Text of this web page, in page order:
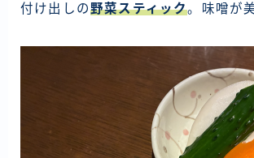
付け出しの野菜スティック。味噌が